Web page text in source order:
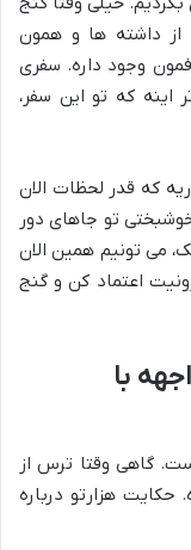
از داشته ها و همون
وجود داره. سفری
اینه که تو این سفر،
که قدر لحظات الان
تو جاهای دور
می تونیم همین الان
اعتماد کن و گنج
با
گاهی وقتا ترس از
حکایت هزارتو درباره